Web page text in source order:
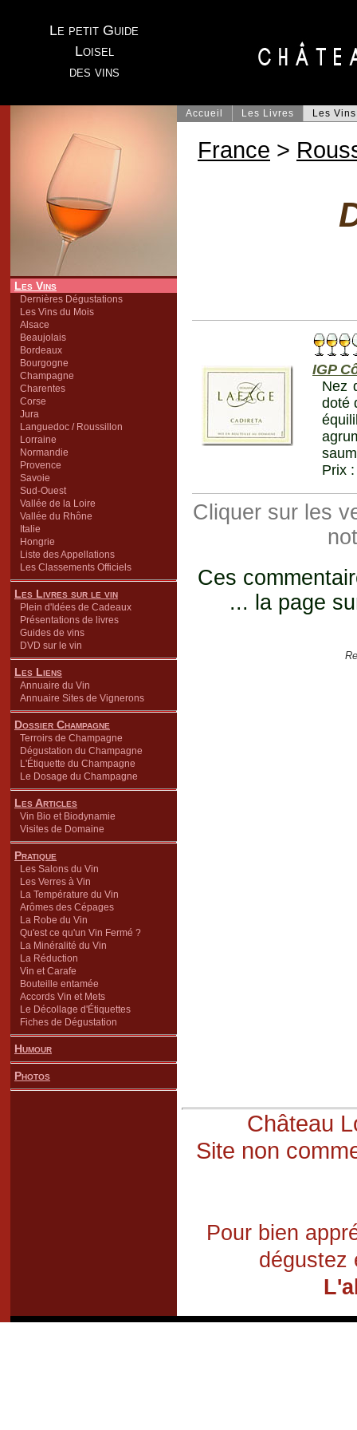
Le petit Guide
Loisel
des vins
Les Vins
Dernières Dégustations
Les Vins du Mois
Alsace
Beaujolais
Bordeaux
Bourgogne
Champagne
Charentes
Corse
Jura
Languedoc / Roussillon
Lorraine
Normandie
Provence
Savoie
Sud-Ouest
Vallée de la Loire
Vallée du Rhône
Italie
Hongrie
Liste des Appellations
Les Classements Officiels
Les Livres sur le vin
Plein d'Idées de Cadeaux
Présentations de livres
Guides de vins
DVD sur le vin
Les Liens
Annuaire du Vin
Annuaire Sites de Vignerons
Dossier Champagne
Terroirs de Champagne
Dégustation du Champagne
L'Étiquette du Champagne
Le Dosage du Champagne
Les Articles
Vin Bio et Biodynamie
Visites de Domaine
Pratique
Les Salons du Vin
Les Verres à Vin
La Température du Vin
Arômes des Cépages
La Robe du Vin
Qu'est ce qu'un Vin Fermé ?
La Minéralité du Vin
La Réduction
Vin et Carafe
Bouteille entamée
Accords Vin et Mets
Le Décollage d'Étiquettes
Fiches de Dégustation
Humour
Photos
Accueil Les Livres Les Vins
France >
IGP
Nez
doté
Prix
Cliquer sur les
Ces
... la page
Château
Site non
Pour bien
dégustez